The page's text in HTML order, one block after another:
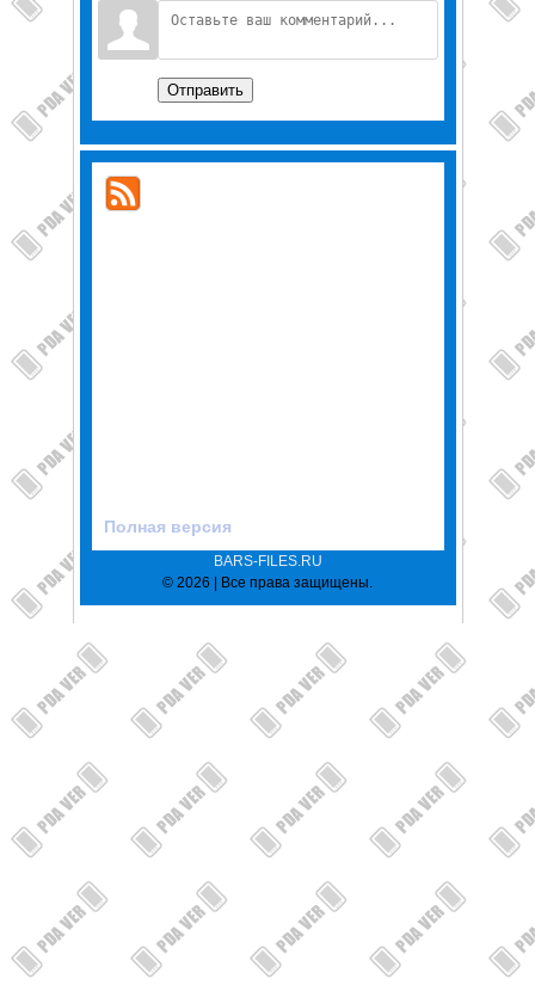
Отправить
Полная версия
BARS-FILES.RU
© 2026 | Все права защищены.